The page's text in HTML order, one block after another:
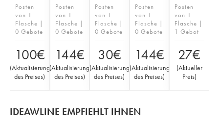
Posten
von 1
Flasche |
0 Gebote
100€
(Aktualisierung
des Preises)
Posten
von 1
Flasche |
0 Gebote
144€
(Aktualisierung
des Preises)
Posten
von 1
Flasche |
0 Gebote
30€
(Aktualisierung
des Preises)
Posten
von 1
Flasche |
0 Gebote
144€
(Aktualisierung
des Preises)
Posten
von 1
Flasche |
1 Gebot
27€
(Aktueller
Preis)
IDEAWLINE EMPFIEHLT IHNEN